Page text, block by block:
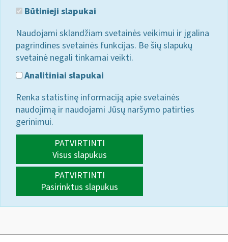
Būtinieji slapukai
Naudojami sklandžiam svetainės veikimui ir įgalina
pagrindines svetainės funkcijas. Be šių slapukų
svetainė negali tinkamai veikti.
Analitiniai slapukai
Renka statistinę informaciją apie svetainės
naudojimą ir naudojami Jūsų naršymo patirties
gerinimui.
PATVIRTINTI
Visus slapukus
PATVIRTINTI
Pasirinktus slapukus